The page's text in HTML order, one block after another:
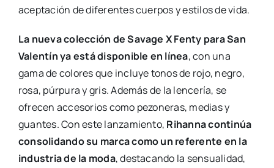
aceptación de diferentes cuerpos y estilos de vida.
La nueva colección de Savage X Fenty para San
Valentín ya está disponible en línea, con una
gama de colores que incluye tonos de rojo, negro,
rosa, púrpura y gris. Además de la lencería, se
ofrecen accesorios como pezoneras, medias y
guantes. Con este lanzamiento, Rihanna continúa
consolidando su marca como un referente en la
industria de la moda, destacando la sensualidad,